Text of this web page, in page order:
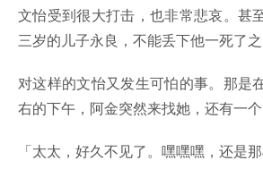
文怡受到很大打击，也非常悲哀。甚
三岁的儿子永良，不能丢下他一死了之
对这样的文怡又发生可怕的事。那是
右的下午，阿金突然来找她，还有一个
「太太，好久不见了。嘿嘿嘿，还是那